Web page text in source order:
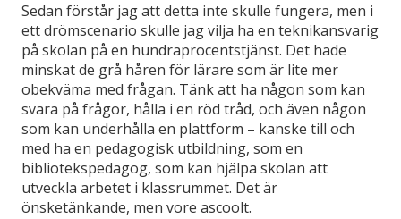
Sedan förstår jag att detta inte skulle fungera, men i
ett drömscenario skulle jag vilja ha en teknikansvarig
på skolan på en hundraprocentstjänst. Det hade
minskat de grå håren för lärare som är lite mer
obekväma med frågan. Tänk att ha någon som kan
svara på frågor, hålla i en röd tråd, och även någon
som kan underhålla en plattform – kanske till och
med ha en pedagogisk utbildning, som en
bibliotekspedagog, som kan hjälpa skolan att
utveckla arbetet i klassrummet. Det är
önsketänkande, men vore ascoolt.